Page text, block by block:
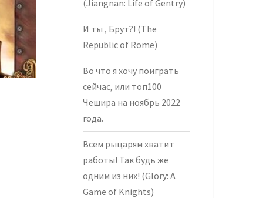
(Jiangnan: Life of Gentry)
И ты , Брут?! (The
Republic of Rome)
Во что я хочу поиграть
сейчас, или топ100
Чешира на ноябрь 2022
года.
Всем рыцарям хватит
работы! Так будь же
одним из них! (Glory: A
Game of Knights)